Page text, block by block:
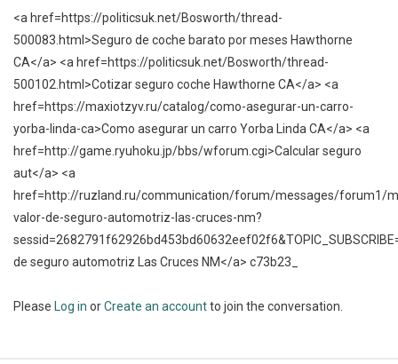
<a href=https://politicsuk.net/Bosworth/thread-
500083.html>Seguro de coche barato por meses Hawthorne
CA</a> <a href=https://politicsuk.net/Bosworth/thread-
500102.html>Cotizar seguro coche Hawthorne CA</a> <a
href=https://maxiotzyv.ru/catalog/como-asegurar-un-carro-
yorba-linda-ca>Como asegurar un carro Yorba Linda CA</a> <a
href=http://game.ryuhoku.jp/bbs/wforum.cgi>Calcular seguro
aut</a> <a
href=http://ruzland.ru/communication/forum/messages/forum1/
valor-de-seguro-automotriz-las-cruces-nm?
de seguro automotriz Las Cruces NM</a> c73b23_
Please Log in orCreate an accountto join the conversation.